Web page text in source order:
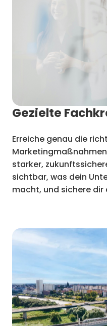
Gezielte
Erreiche genau die
starker,
sichtbar, was dein
macht, und sichere